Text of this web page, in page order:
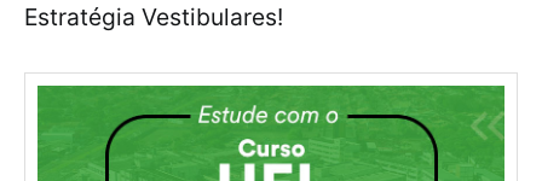
Estratégia Vestibulares!